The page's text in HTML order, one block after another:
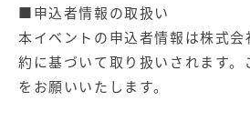
■申込者情報の取扱い
本イベントの申込者情報は株式
約に基づいて取り扱いされます。
をお願いいたします。